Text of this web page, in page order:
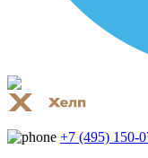
+7 (495) 150-